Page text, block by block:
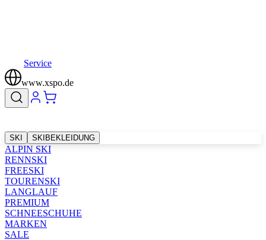
Service
www.xspo.de
SKI SKIBEKLEIDUNG
ALPIN SKI
RENNSKI
FREESKI
TOURENSKI
LANGLAUF
PREMIUM
SCHNEESCHUHE
MARKEN
SALE